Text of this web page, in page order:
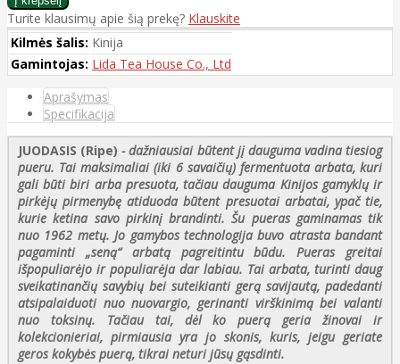
Turite klausimų apie šią prekę? Klauskite
Kilmės šalis: Kinija
Gamintojas: Lida Tea House Co., Ltd
Aprašymas
Specifikacija
JUODASIS (Ripe) - dažniausiai būtent jį dauguma vadina tiesiog
pueru. Tai maksimaliai (iki 6 savaičių) fermentuota arbata, kuri
gali būti biri arba presuota, tačiau dauguma Kinijos gamyklų ir
pirkėjų pirmenybę atiduoda būtent presuotai arbatai, ypač tie,
kurie ketina savo pirkinį brandinti. Šu pueras gaminamas tik
nuo 1962 metų. Jo gamybos technologija buvo atrasta bandant
pagaminti „seną“ arbatą pagreitintu būdu. Pueras greitai
išpopuliarėjo ir populiarėja dar labiau. Tai arbata, turinti daug
sveikatinančių savybių bei suteikianti gerą savijautą, padedanti
atsipalaiduoti nuo nuovargio, gerinanti virškinimą bei valanti
nuo toksinų. Tačiau tai, dėl ko puerą geria žinovai ir
kolekcionieriai, pirmiausia yra jo skonis, kuris, jeigu geriate
geros kokybės puerą, tikrai neturi jūsų gąsdinti.